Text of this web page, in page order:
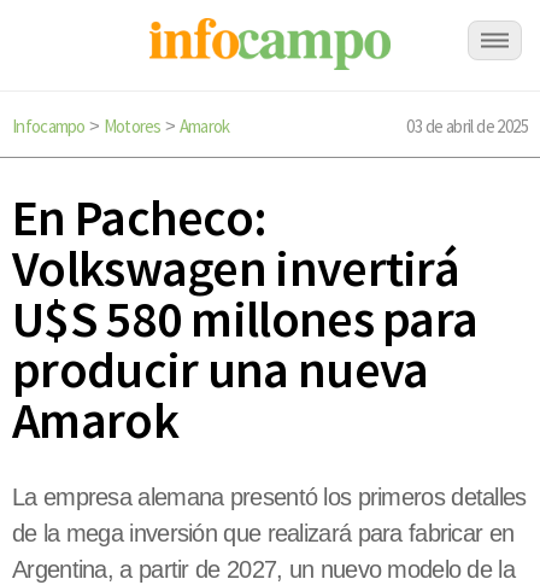
Infocampo > Motores > Amarok 03 de abril de 2025
En Pacheco:
Volkswagen invertirá
U$S 580 millones para
producir una nueva
Amarok
La empresa alemana presentó los primeros detalles
de la mega inversión que realizará para fabricar en
Argentina, a partir de 2027, un nuevo modelo de la